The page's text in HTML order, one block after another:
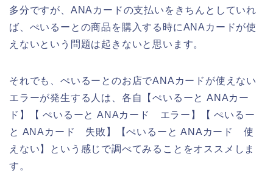
多分ですが、ANAカードの支払いをきちんとしていれ
ば、ぺいるーとの商品を購入する時にANAカードが使
えないという問題は起きないと思います。
それでも、ぺいるーとのお店でANAカードが使えない
エラーが発生する人は、各自【ぺいるーと ANAカー
ド】【 ぺいるーと ANAカード エラー】【 ぺいるー
と ANAカード 失敗】【ぺいるーと ANAカード 使
えない】という感じで調べてみることをオススメしま
す。